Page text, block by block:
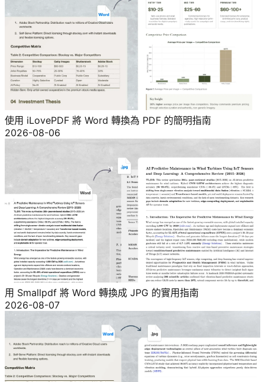
使用 iLovePDF 將 Word 轉換為 PDF 的簡明指南
2026-08-06
用 Smallpdf 將 Word 轉換成 JPG 的實用指南
2026-08-07